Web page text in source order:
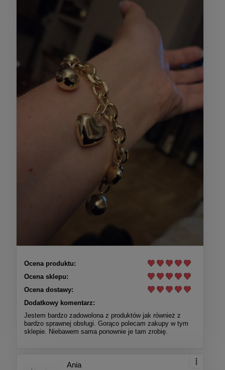
Ocena produktu:
Ocena sklepu:
Ocena dostawy:
Dodatkowy komentarz:
Jestem bardzo zadowolona z produktów jak również z
bardzo sprawnej obsługi. Gorąco polecam zakupy w tym
sklepie. Niebawem sama ponownie je tam zrobię.
Ania